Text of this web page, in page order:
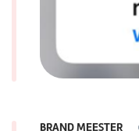
BRAND MEESTER